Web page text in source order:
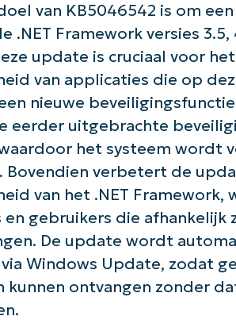
van KB5046542 is om
.NET Framework versies 3.5,
update is cruciaal voor
van applicaties die op
nieuwe
eerder uitgebrachte
het systeem wordt
Bovendien verbetert de
van het .NET Framework,
gebruikers die afhankelijk
De update wordt
Windows Update, zodat
kunnen ontvangen zonder
Aan de